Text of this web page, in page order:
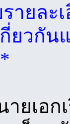
ายละ
ยวกัน
ายเอก